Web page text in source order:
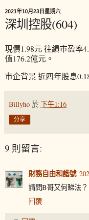
2021年10月23日星期六
深圳控股(604)
現價1.98元 往績巿盈率
值176.2億元。
市企背景 近四年股息
Billyho 於 下午1:16
分享
9 則留言:
財務自由和諧號
請問B哥又何睇法？
回覆